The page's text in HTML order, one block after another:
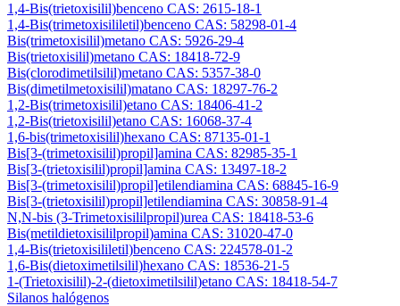
1,4-Bis(trietoxisilil)benceno CAS: 2615-18-1
1,4-Bis(trimetoxisililetil)benceno CAS: 58298-01-4
Bis(trimetoxisilil)metano CAS: 5926-29-4
Bis(trietoxisilil)metano CAS: 18418-72-9
Bis(clorodimetilsilil)metano CAS: 5357-38-0
Bis(dimetilmetoxisilil)matano CAS: 18297-76-2
1,2-Bis(trimetoxisilil)etano CAS: 18406-41-2
1,2-Bis(trietoxisilil)etano CAS: 16068-37-4
1,6-bis(trimetoxisilil)hexano CAS: 87135-01-1
Bis[3-(trimetoxisilil)propil]amina CAS: 82985-35-1
Bis[3-(trietoxisilil)propil]amina CAS: 13497-18-2
Bis[3-(trimetoxisilil)propil]etilendiamina CAS: 68845-16-9
Bis[3-(trietoxisilil)propil]etilendiamina CAS: 30858-91-4
N,N-bis (3-Trimetoxisililpropil)urea CAS: 18418-53-6
Bis(metildietoxisililpropil)amina CAS: 31020-47-0
1,4-Bis(trietoxisililetil)benceno CAS: 224578-01-2
1,6-Bis(dietoximetilsilil)hexano CAS: 18536-21-5
1-(Trietoxisilil)-2-(dietoximetilsilil)etano CAS: 18418-54-7
Silanos halógenos